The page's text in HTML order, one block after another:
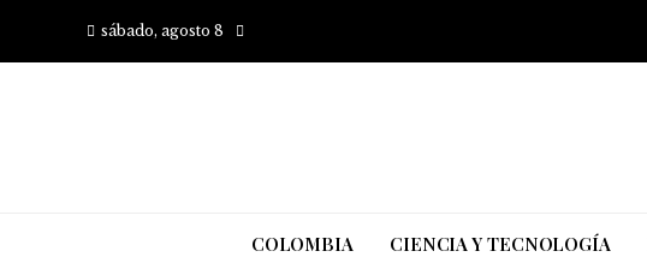
sábado, agosto 8
COLOMBIA CIENCIA Y TECNOLOGÍA